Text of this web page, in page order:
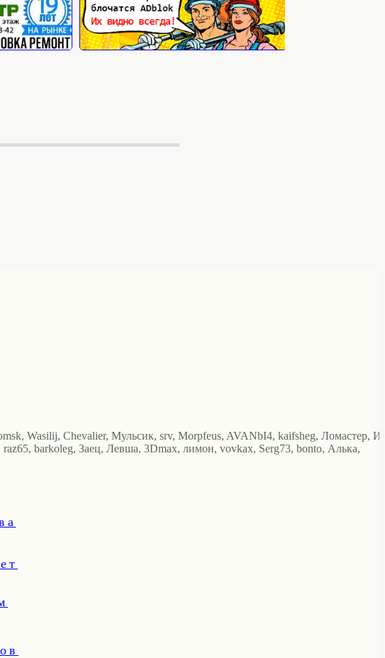
Wasilij, Chevalier, Мульсик, srv, Morpfeus, AVANbI4, kaifsheg, Ломастер,
barkoleg, Заец, Левша, 3Dmax, лимон, vovkax, Serg73, bonto, Алька,